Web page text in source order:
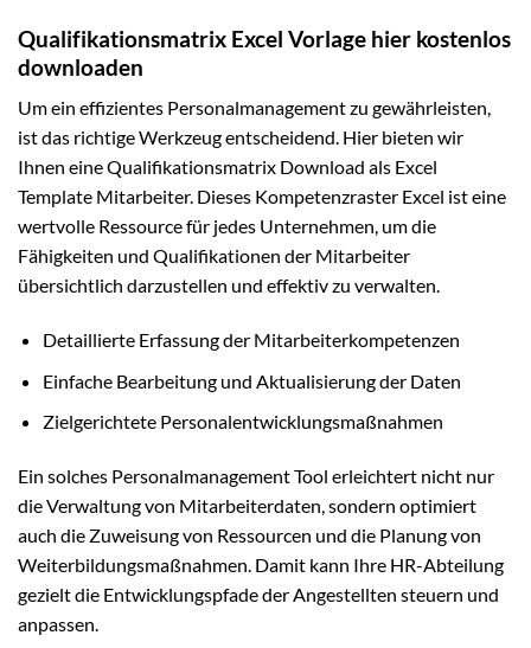
Qualifikationsmatrix Excel Vorlage hier kostenlos
downloaden
Um ein effizientes Personalmanagement zu gewährleisten,
ist das richtige Werkzeug entscheidend. Hier bieten wir
Ihnen eine Qualifikationsmatrix Download als Excel
Template Mitarbeiter. Dieses Kompetenzraster Excel ist eine
wertvolle Ressource für jedes Unternehmen, um die
Fähigkeiten und Qualifikationen der Mitarbeiter
übersichtlich darzustellen und effektiv zu verwalten.
Detaillierte Erfassung der Mitarbeiterkompetenzen
Einfache Bearbeitung und Aktualisierung der Daten
Zielgerichtete Personalentwicklungsmaßnahmen
Ein solches Personalmanagement Tool erleichtert nicht nur
die Verwaltung von Mitarbeiterdaten, sondern optimiert
auch die Zuweisung von Ressourcen und die Planung von
Weiterbildungsmaßnahmen. Damit kann Ihre HR-Abteilung
gezielt die Entwicklungspfade der Angestellten steuern und
anpassen.